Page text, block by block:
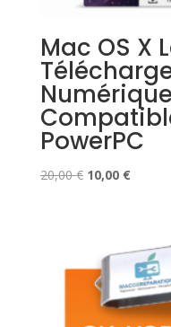
Mac OS X
PowerPC
20,00€ Le
20,00 €.
10,00 €Le
10,00 €.